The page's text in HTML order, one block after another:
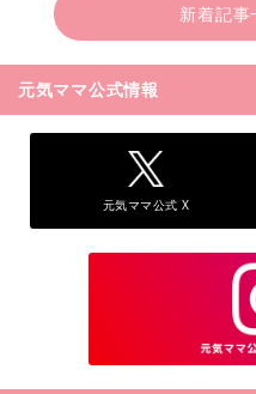
新着記事
元気ママ公式情報
元気ママ公式 X